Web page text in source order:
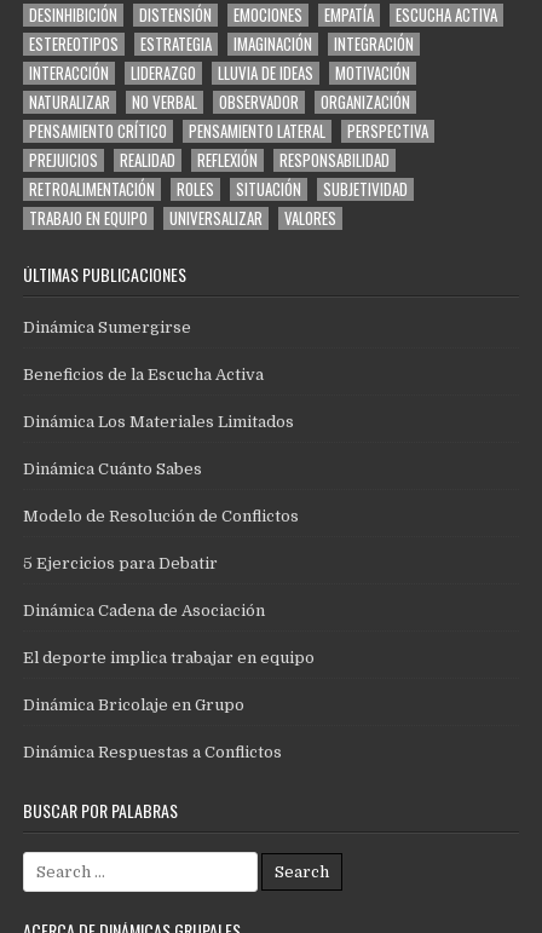
DESINHIBICIÓN
DISTENSIÓN EMOCIONES EMPATÍA
ESCUCHA ACTIVA
ESTEREOTIPOS
ESTRATEGIA IMAGINACIÓN
INTEGRACIÓN
INTERACCIÓN
LIDERAZGO LLUVIA DE IDEAS
MOTIVACIÓN
NATURALIZAR
NO VERBAL OBSERVADOR
ORGANIZACIÓN
PENSAMIENTO CRÍTICO
PENSAMIENTO LATERAL
PERSPECTIVA
PREJUICIOS
REALIDAD REFLEXIÓN
RESPONSABILIDAD
RETROALIMENTACIÓN
ROLES SITUACIÓN
SUBJETIVIDAD
TRABAJO EN EQUIPO
UNIVERSALIZAR VALORES
ÚLTIMAS PUBLICACIONES
Dinámica Sumergirse
Beneficios de la Escucha Activa
Dinámica Los Materiales Limitados
Dinámica Cuánto Sabes
Modelo de Resolución de Conflictos
5 Ejercicios para Debatir
Dinámica Cadena de Asociación
El deporte implica trabajar en equipo
Dinámica Bricolaje en Grupo
Dinámica Respuestas a Conflictos
BUSCAR POR PALABRAS
Search
for: